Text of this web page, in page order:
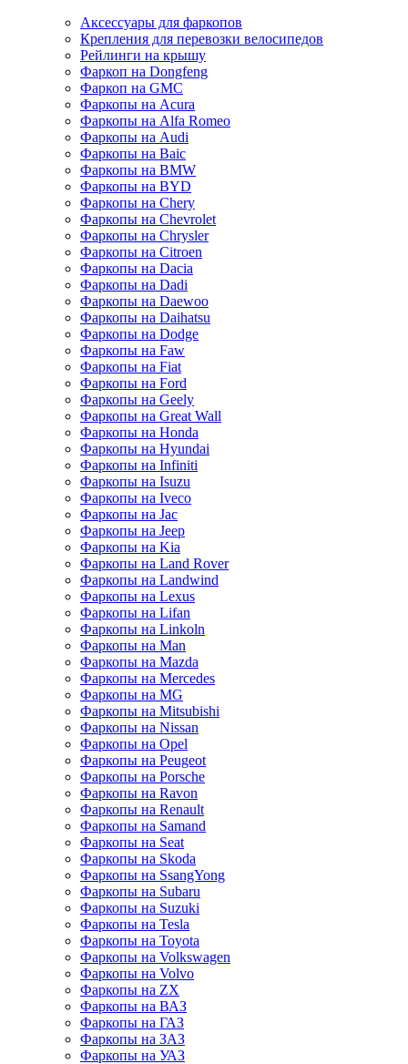
Аксессуары для фаркопов
Крепления для перевозки велосипедов
Рейлинги на крышу
Фаркоп на Dongfeng
Фаркоп на GMC
Фаркопы на Acura
Фаркопы на Alfa Romeo
Фаркопы на Audi
Фаркопы на Baic
Фаркопы на BMW
Фаркопы на BYD
Фаркопы на Chery
Фаркопы на Chevrolet
Фаркопы на Chrysler
Фаркопы на Citroen
Фаркопы на Dacia
Фаркопы на Dadi
Фаркопы на Daewoo
Фаркопы на Daihatsu
Фаркопы на Dodge
Фаркопы на Faw
Фаркопы на Fiat
Фаркопы на Ford
Фаркопы на Geely
Фаркопы на Great Wall
Фаркопы на Honda
Фаркопы на Hyundai
Фаркопы на Infiniti
Фаркопы на Isuzu
Фаркопы на Iveco
Фаркопы на Jac
Фаркопы на Jeep
Фаркопы на Kia
Фаркопы на Land Rover
Фаркопы на Landwind
Фаркопы на Lexus
Фаркопы на Lifan
Фаркопы на Linkoln
Фаркопы на Man
Фаркопы на Mazda
Фаркопы на Mercedes
Фаркопы на MG
Фаркопы на Mitsubishi
Фаркопы на Nissan
Фаркопы на Opel
Фаркопы на Peugeot
Фаркопы на Porsche
Фаркопы на Ravon
Фаркопы на Renault
Фаркопы на Samand
Фаркопы на Seat
Фаркопы на Skoda
Фаркопы на SsangYong
Фаркопы на Subaru
Фаркопы на Suzuki
Фаркопы на Tesla
Фаркопы на Toyota
Фаркопы на Volkswagen
Фаркопы на Volvo
Фаркопы на ZX
Фаркопы на ВАЗ
Фаркопы на ГАЗ
Фаркопы на ЗАЗ
Фаркопы на УАЗ